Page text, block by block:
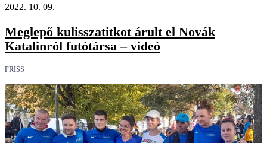
2022. 10. 09.
Meglepő kulisszatitkot árult el Novák
Katalinról futótársa – videó
FRISS